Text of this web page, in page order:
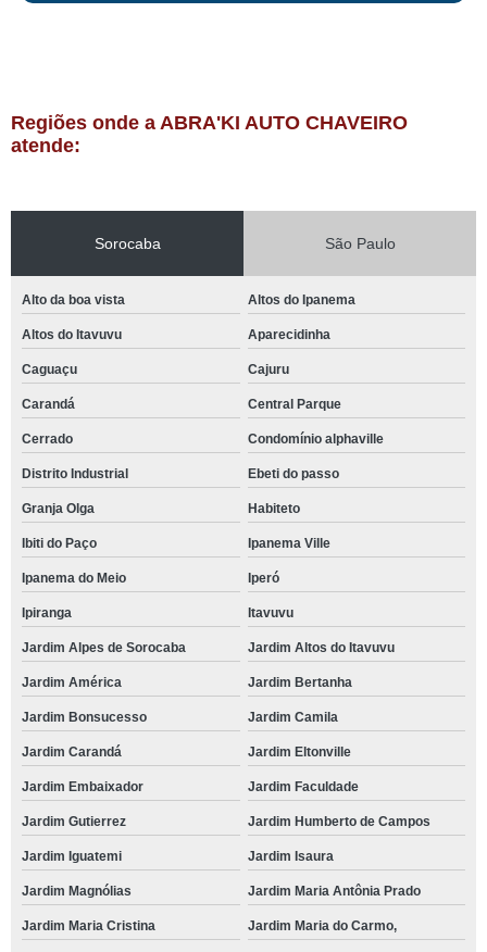
Regiões onde a ABRA'KI AUTO CHAVEIRO
atende:
Sorocaba São Paulo
Alto da boa vista Altos do Ipanema
Altos do Itavuvu Aparecidinha
Caguaçu Cajuru
Carandá Central Parque
Cerrado Condomínio alphaville
Distrito Industrial Ebeti do passo
Granja Olga Habiteto
Ibiti do Paço Ipanema Ville
Ipanema do Meio Iperó
Ipiranga Itavuvu
Jardim Alpes de Sorocaba Jardim Altos do Itavuvu
Jardim América Jardim Bertanha
Jardim Bonsucesso Jardim Camila
Jardim Carandá Jardim Eltonville
Jardim Embaixador Jardim Faculdade
Jardim Gutierrez Jardim Humberto de Campos
Jardim Iguatemi Jardim Isaura
Jardim Magnólias Jardim Maria Antônia Prado
Jardim Maria Cristina Jardim Maria do Carmo,